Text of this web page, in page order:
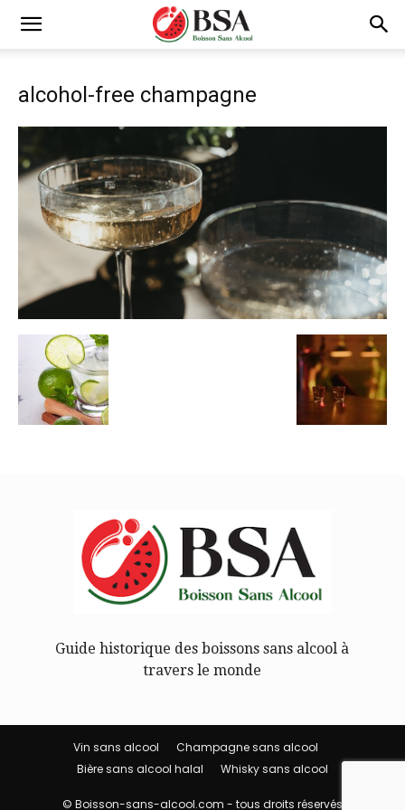
alcohol-free champagne
Guide historique des boissons sans alcool à
travers le monde
Vin sans alcool
Champagne sans alcool
Bière sans alcool halal
Whisky sans alcool
© Boisson-sans-alcool.com - tous droits réservés